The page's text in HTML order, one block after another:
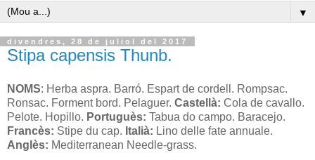
▼
divendres, 28 de juliol del 2017
Stipa capensis Thunb.
NOMS: Herba aspra. Barró. Espart de cordell. Rompsac.
Ronsac. Forment bord. Pelaguer. Castellà: Cola de cavallo.
Pelote. Hopillo. Portuguès: Tabua do campo. Baracejo.
Francès: Stipe du cap. Italià: Lino delle fate annuale.
Anglès: Mediterranean Needle-grass.